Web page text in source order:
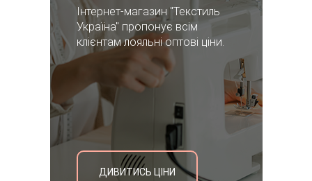
Інтернет-магазин "Текстиль
Україна" пропонує всім
клієнтам лояльні оптові ціни.
ДИВИТИСЬ ЦІНИ